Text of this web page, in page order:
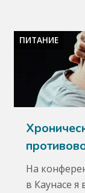
ПИТАНИЕ
На
в Каунасе